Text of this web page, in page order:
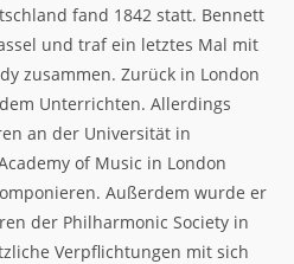
fand 1842 statt. Bennett
und traf ein letztes Mal mit
zusammen. Zurück in London
Unterrichten. Allerdings
an der Universität in
of Music in London
Außerdem wurde er
der Philharmonic Society in
Verpflichtungen mit sich